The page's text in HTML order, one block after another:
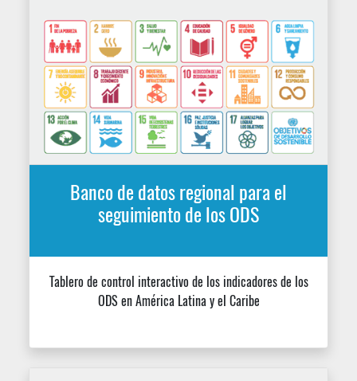
Perfiles estadísticos regionales ODS
por meta